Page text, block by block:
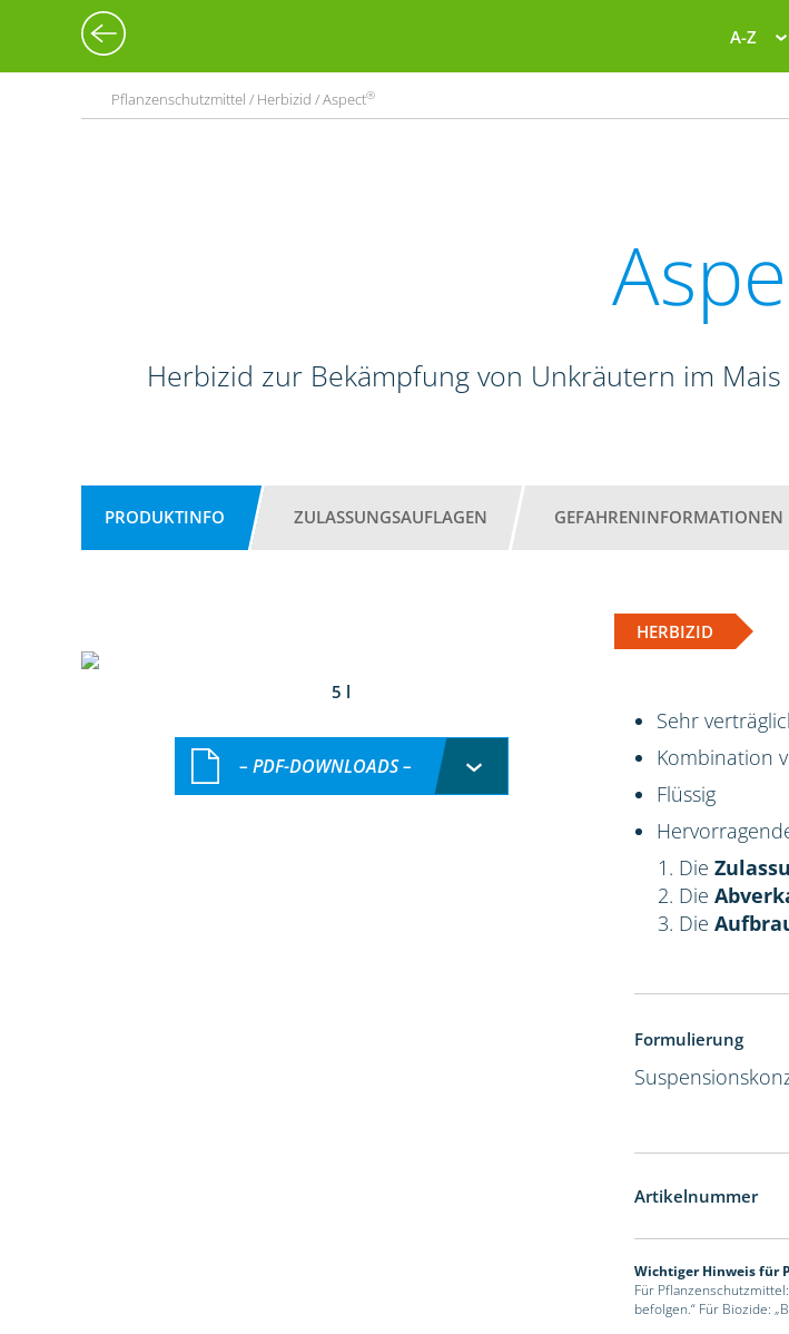
A-Z
Pflanzenschutzmittel / Herbizid / Aspect®
Herbizid zur Bekämpfung von Unkräutern im
PRODUKTINFO ZULASSUNGSAUFLAGEN GEFAHRENINFORMATIONEN
HERBIZID
5 l
– PDF-DOWNLOADS –
Sehr
Kombination
Flüssig
Die
Die
Die
Formulierung
Artikelnummer
Wichtiger Hinweis für
Für
befolgen.“ Für Biozide: